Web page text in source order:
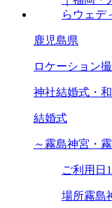
鹿児島県
ロケーション
神社結婚式・
結婚式
～霧島神宮・
ご利用日
場所霧島